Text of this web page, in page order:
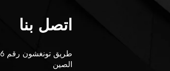
اتصل بنا
الصين